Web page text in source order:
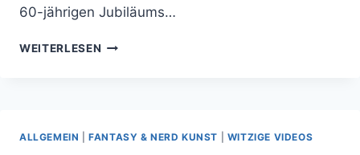
60-jährigen Jubiläums…
WEITERLESEN MACHT
ALLGEMEIN |FANTASY & NERD KUNST WITZIGE VIDEOS